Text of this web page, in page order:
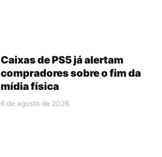
Caixas de PS5 já alertam
compradores sobre o fim da
mídia física
6 de agosto de 2026